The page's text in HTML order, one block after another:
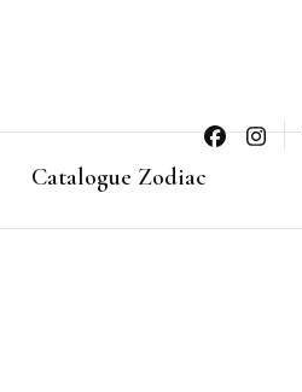
Catalogue Zodiac